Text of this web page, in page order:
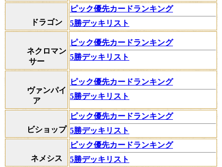
ドラゴン
ピック優先カードランキング
5勝デッキリスト
ネクロマン
サー
ピック優先カードランキング
5勝デッキリスト
ヴァンパイ
ア
ピック優先カードランキング
5勝デッキリスト
ビショップ
ピック優先カードランキング
5勝デッキリスト
ネメシス
ピック優先カードランキング
5勝デッキリスト